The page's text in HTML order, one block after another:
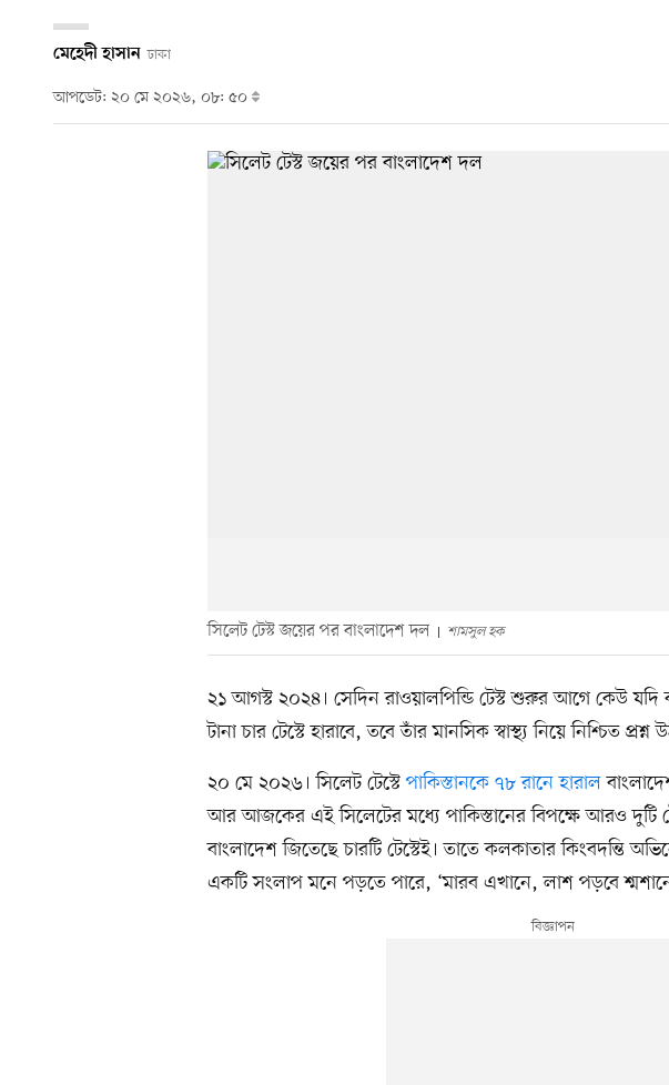
মেহেদী হাসান ঢাকা
আপডেট: ২০ মে ২০২৬, ০৮: ৫০
সিলেট টেস্ট জয়ের পর বাংলাদেশ দল শামসুল হক
২১ আগস্ট ২০২৪। সেদিন রাওয়ালপিন্ডি টেস্ট শুরুর আগে কেউ যদি
টানা চার টেস্টে হারাবে, তবে তাঁর মানসিক স্বাস্থ্য নিয়ে নিশ্চিত প্রশ্ন
২০ মে ২০২৬। সিলেট টেস্টে পাকিস্তানকে ৭৮ রানে হারাল
আর আজকের এই সিলেটের মধ্যে পাকিস্তানের বিপক্ষে আরও দুটি
বাংলাদেশ জিতেছে চারটি টেস্টেই। তাতে কলকাতার কিংবদন্তি
একটি সংলাপ মনে পড়তে পারে, ‘মারব এখানে, লাশ পড়বে